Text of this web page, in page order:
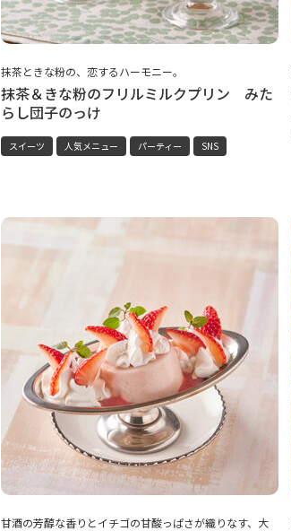
抹茶ときな粉の、恋するハーモニー。
抹茶＆きな粉のフリルミルクプリン みた
らし団子のっけ
スイーツ 人気メニュー パーティー SNS
甘酒の芳醇な香りとイチゴの甘酸っぱさが織りなす、大